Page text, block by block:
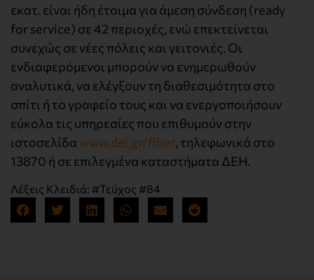
εκατ. είναι ήδη έτοιμα για άμεση σύνδεση (ready
for service) σε 42 περιοχές, ενώ επεκτείνεται
συνεχώς σε νέες πόλεις και γειτονιές. Οι
ενδιαφερόμενοι μπορούν να ενημερωθούν
αναλυτικά, να ελέγξουν τη διαθεσιμότητα στο
σπίτι ή το γραφείο τους και να ενεργοποιήσουν
εύκολα τις υπηρεσίες που επιθυμούν στην
ιστοσελίδα www.dei.gr/fiber, τηλεφωνικά στο
13870 ή σε επιλεγμένα καταστήματα ΔΕΗ.
Λέξεις Κλειδιά: #Τεύχος #84